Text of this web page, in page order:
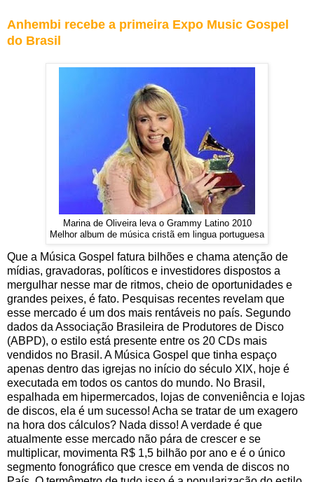
Anhembi recebe a primeira Expo Music Gospel
do Brasil
Marina de Oliveira leva o Grammy Latino 2010
Melhor album de música cristã em lingua portuguesa
Que a Música Gospel fatura bilhões e chama atenção de
mídias, gravadoras, políticos e investidores dispostos a
mergulhar nesse mar de ritmos, cheio de oportunidades e
grandes peixes, é fato. Pesquisas recentes revelam que
esse mercado é um dos mais rentáveis no país. Segundo
dados da Associação Brasileira de Produtores de Disco
(ABPD), o estilo está presente entre os 20 CDs mais
vendidos no Brasil. A Música Gospel que tinha espaço
apenas dentro das igrejas no início do século XIX, hoje é
executada em todos os cantos do mundo. No Brasil,
espalhada em hipermercados, lojas de conveniência e lojas
de discos, ela é um sucesso! Acha se tratar de um exagero
na hora dos cálculos? Nada disso! A verdade é que
atualmente esse mercado não pára de crescer e se
multiplicar, movimenta R$ 1,5 bilhão por ano e é o único
segmento fonográfico que cresce em venda de discos no